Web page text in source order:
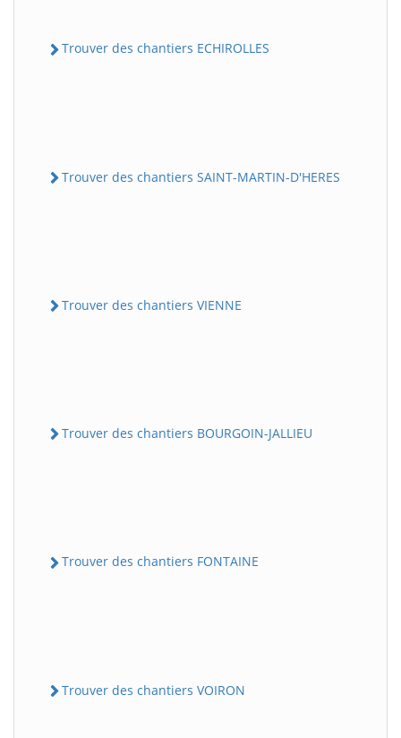
Trouver des chantiers ECHIROLLES
Trouver des chantiers SAINT-MARTIN-D'HERES
Trouver des chantiers VIENNE
Trouver des chantiers BOURGOIN-JALLIEU
Trouver des chantiers FONTAINE
Trouver des chantiers VOIRON